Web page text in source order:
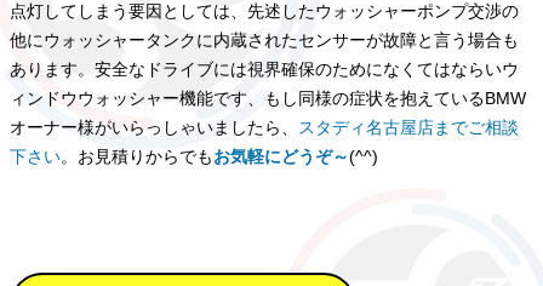
点灯してしまう要因としては、先述したウォッシャーポンプ交渉の
他にウォッシャータンクに内蔵されたセンサーが故障と言う場合も
あります。安全なドライブには視界確保のためになくてはならいウ
ィンドウウォッシャー機能です、もし同様の症状を抱えているBMW
オーナー様がいらっしゃいましたら、 スタディ名古屋店までご相談
下さい。お見積りからでもお気軽にどうぞ～(^^)